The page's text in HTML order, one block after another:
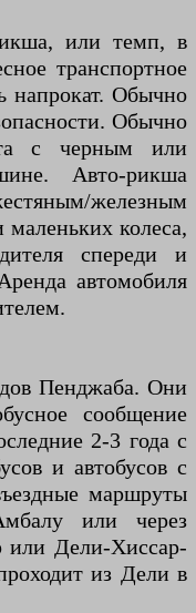
или темп, в
транспортное
напрокат. Обычно
Обычно
с черным или
Авто-рикша
железным
колеса,
спереди и
автомобиля
Пенджаба. Они
сообщение
2-3 года с
и автобусов с
маршруты
или через
или Дели-Хиссар-
из Дели в